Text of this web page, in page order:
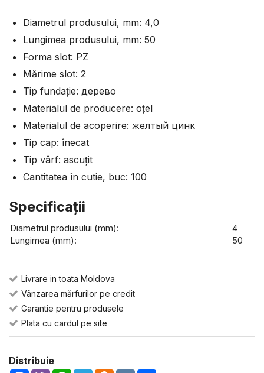
Diametrul produsului, mm: 4,0
Lungimea produsului, mm: 50
Forma slot: PZ
Mărime slot: 2
Tip fundație: дерево
Materialul de producere: оțel
Materialul de acoperire: желтый цинк
Tip cap: înecat
Tip vârf: ascuțit
Cantitatea în cutie, buc: 100
Specificaţii
Diametrul produsului (mm):
4
Lungimea (mm):
50
Livrare in toata Moldova
Vânzarea mărfurilor pe credit
Garantie pentru produsele
Plata cu cardul pe site
Distribuie